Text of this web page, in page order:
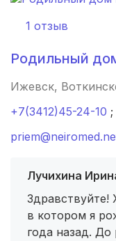
1 отзыв
Родильный
Ижевск,
+7(3412)45-24-10 ;
Лучихина
Здравствуйте!
в котором я
года назад. До
Кандалакша
Артем (1
Сортавала(1
Батайск(1
Октябрьск (1